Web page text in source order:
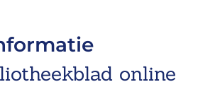
online